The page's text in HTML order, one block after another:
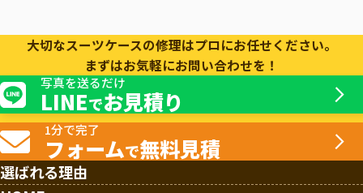
大切なスーツケースの修理はプロにお任せください。
まずはお気軽にお問い合わせを！
写真を送るだけ
LINEでお見積り
1分で完了
フォームで無料見積
選ばれる理由